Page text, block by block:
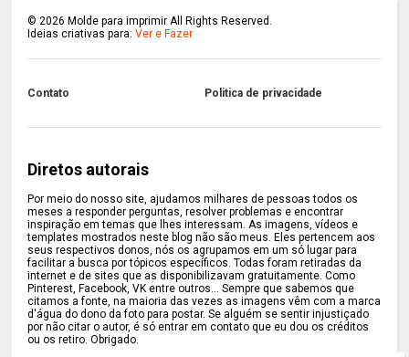
©2026 Molde para imprimir All Rights Reserved.
Ideias criativas para:Ver e Fazer
Contato Politica de privacidade
Diretos autorais
Por meio do nosso site, ajudamos milhares de pessoas todos os
meses a responder perguntas, resolver problemas e encontrar
inspiração em temas que lhes interessam. As imagens, vídeos e
templates mostrados neste blog não são meus. Eles pertencem aos
seus respectivos donos, nós os agrupamos em um só lugar para
facilitar a busca por tópicos específicos. Todas foram retiradas da
internet e de sites que as disponibilizavam gratuitamente. Como
Pinterest, Facebook, VK entre outros... Sempre que sabemos que
citamos a fonte, na maioria das vezes as imagens vêm com a marca
d'água do dono da foto para postar. Se alguém se sentir injustiçado
por não citar o autor, é só entrar em contato que eu dou os créditos
ou os retiro. Obrigado.